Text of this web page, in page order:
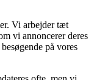
Vi arbejder tæt
vi annoncerer deres
på vores